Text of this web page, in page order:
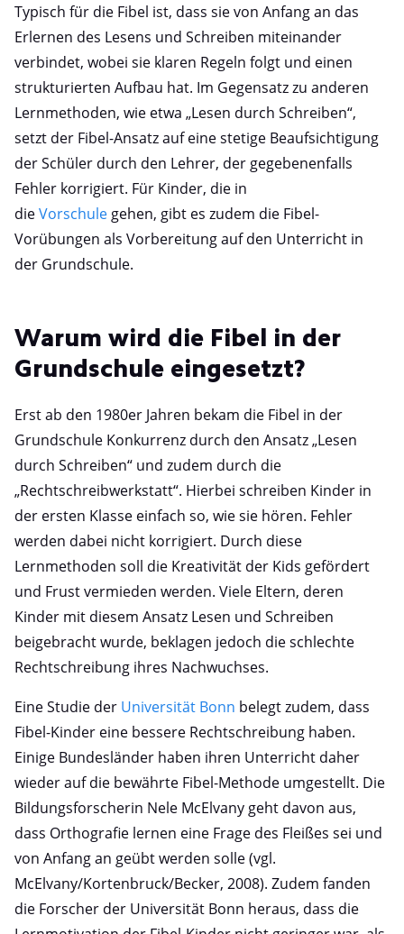
Typisch für die Fibel ist, dass sie von Anfang an das
Erlernen des Lesens und Schreiben miteinander
verbindet, wobei sie klaren Regeln folgt und einen
strukturierten Aufbau hat. Im Gegensatz zu anderen
Lernmethoden, wie etwa „Lesen durch Schreiben“,
setzt der Fibel-Ansatz auf eine stetige Beaufsichtigung
der Schüler durch den Lehrer, der gegebenenfalls
Fehler korrigiert. Für Kinder, die in
dieVorschule gehen, gibt es zudem die Fibel-
Vorübungen als Vorbereitung auf den Unterricht in
der Grundschule.
Warum wird die Fibel in der
Grundschule eingesetzt?
Erst ab den 1980er Jahren bekam die Fibel in der
Grundschule Konkurrenz durch den Ansatz „Lesen
durch Schreiben“ und zudem durch die
„Rechtschreibwerkstatt“. Hierbei schreiben Kinder in
der ersten Klasse einfach so, wie sie hören. Fehler
werden dabei nicht korrigiert. Durch diese
Lernmethoden soll die Kreativität der Kids gefördert
und Frust vermieden werden. Viele Eltern, deren
Kinder mit diesem Ansatz Lesen und Schreiben
beigebracht wurde, beklagen jedoch die schlechte
Rechtschreibung ihres Nachwuchses.
Eine Studie der Universität Bonn belegt zudem, dass
Fibel-Kinder eine bessere Rechtschreibung haben.
Einige Bundesländer haben ihren Unterricht daher
wieder auf die bewährte Fibel-Methode umgestellt. Die
Bildungsforscherin Nele McElvany geht davon aus,
dass Orthografie lernen eine Frage des Fleißes sei und
von Anfang an geübt werden solle (vgl.
McElvany/Kortenbruck/Becker, 2008). Zudem fanden
die Forscher der Universität Bonn heraus, dass die